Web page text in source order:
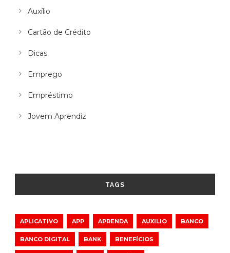
Auxílio
Cartão de Crédito
Dicas
Emprego
Empréstimo
Jovem Aprendiz
TAGS
APLICATIVO APP APRENDA AUXILIO BANCO
BANCO DIGITAL BANK BENEFÍCIOS